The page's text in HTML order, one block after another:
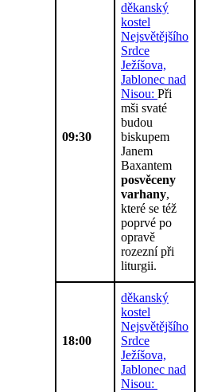
09:30
děkanský
kostel
Nejsvětějšího
Srdce
Ježíšova,
Jablonec nad
Nisou: Při
mši svaté
budou
biskupem
Janem
Baxantem
posvěceny
varhany,
které se též
poprvé po
opravě
rozezní při
liturgii.
18:00
děkanský
kostel
Nejsvětějšího
Srdce
Ježíšova,
Jablonec nad
Nisou: